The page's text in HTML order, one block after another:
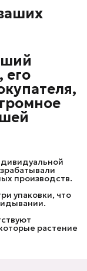
его
производств.
упаковки, что
растение